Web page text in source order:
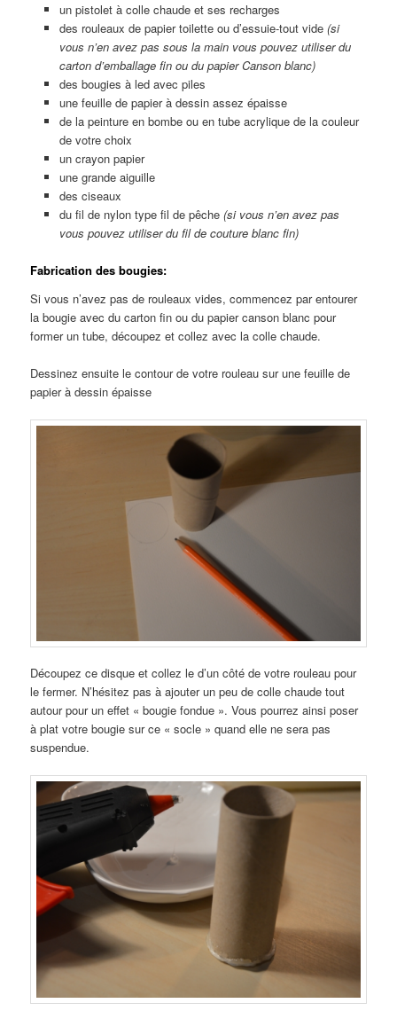
un pistolet à colle chaude et ses recharges
des rouleaux de papier toilette ou d’essuie-tout vide (si
vous n’en avez pas sous la main vous pouvez utiliser du
carton d’emballage fin ou du papier Canson blanc)
des bougies à led avec piles
une feuille de papier à dessin assez épaisse
de la peinture en bombe ou en tube acrylique de la couleur
de votre choix
un crayon papier
une grande aiguille
des ciseaux
du fil de nylon type fil de pêche (si vous n’en avez pas
vous pouvez utiliser du fil de couture blanc fin)
Fabrication des bougies:
Si vous n’avez pas de rouleaux vides, commencez par entourer
la bougie avec du carton fin ou du papier canson blanc pour
former un tube, découpez et collez avec la colle chaude.
Dessinez ensuite le contour de votre rouleau sur une feuille de
papier à dessin épaisse
Découpez ce disque et collez le d’un côté de votre rouleau pour
le fermer. N’hésitez pas à ajouter un peu de colle chaude tout
autour pour un effet « bougie fondue ». Vous pourrez ainsi poser
à plat votre bougie sur ce « socle » quand elle ne sera pas
suspendue.